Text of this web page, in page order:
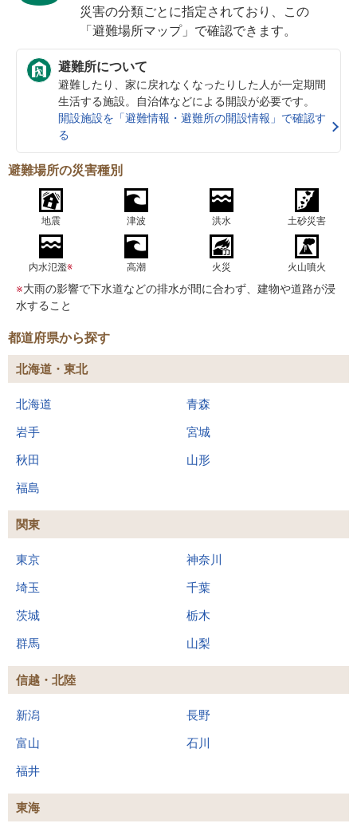
災害の分類ごとに指定されており、この
「避難場所マップ」で確認できます。
避難所について
避難したり、家に戻れなくなったりした人が一定期間
生活する施設。自治体などによる開設が必要です。
開設施設を「避難情報・避難所の開設情報」で確認す
る
避難場所の災害種別
地震 津波 洪水 土砂災害
内水氾濫※ 高潮 火災 火山噴火
※大雨の影響で下水道などの排水が間に合わず、建物や道路が浸
水すること
都道府県から探す
北海道・東北
北海道 青森
岩手 宮城
秋田 山形
福島
関東
東京 神奈川
埼玉 千葉
茨城 栃木
群馬 山梨
信越・北陸
新潟 長野
富山 石川
福井
東海